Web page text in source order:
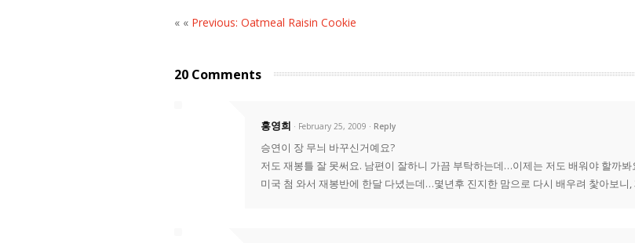
« « Previous: Oatmeal Raisin Cookie
20 Comments
홍영희 · February 25, 2009 Reply
승연이 장 무늬 바꾸신거예요?
저도 재봉틀 잘 못써요. 남편이 잘하니 가끔 부탁하는데…이제는 저도 배워야 할까
미국 첨 와서 재봉반에 한달 다녔는데…몇년후 진지한 맘으로 다시 배우려 찿아보